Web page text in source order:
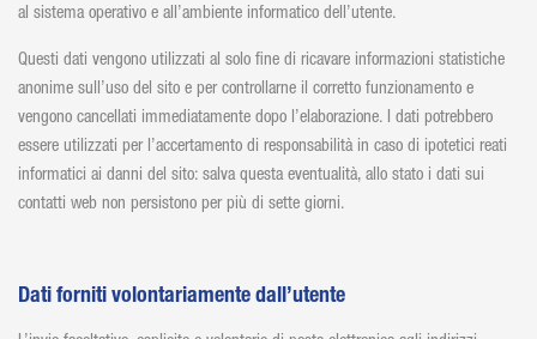
al sistema operativo e all’ambiente informatico dell’utente.
Questi dati vengono utilizzati al solo fine di ricavare informazioni statistiche
anonime sull’uso del sito e per controllarne il corretto funzionamento e
vengono cancellati immediatamente dopo l’elaborazione. I dati potrebbero
essere utilizzati per l’accertamento di responsabilità in caso di ipotetici reati
informatici ai danni del sito: salva questa eventualità, allo stato i dati sui
contatti web non persistono per più di sette giorni.
Dati forniti volontariamente dall’utente